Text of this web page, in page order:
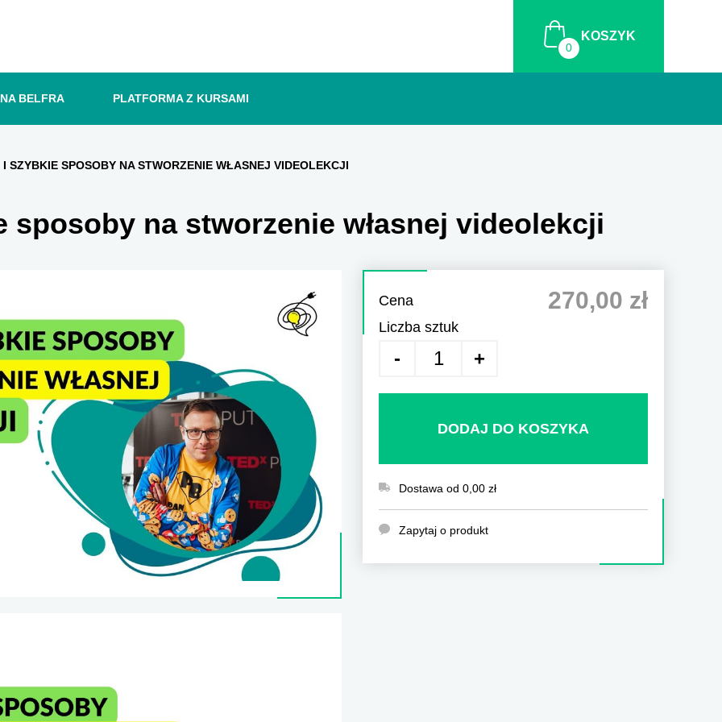
KOSZYK
BELFRA PLATFORMA Z KURSAMI
SZYBKIE SPOSOBY NA STWORZENIE WŁASNEJ VIDEOLEKCJI
sposoby na stworzenie własnej videolekcji
Cena 270,00 zł
Liczba sztuk
DODAJ DO KOSZYKA
Dostawa od 0,00 zł
Zapytaj o produkt